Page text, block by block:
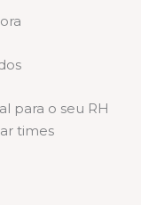
para o seu RH
times